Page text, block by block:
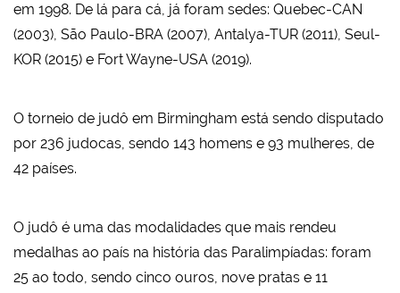
em 1998. De lá para cá, já foram sedes: Quebec-CAN
(2003), São Paulo-BRA (2007), Antalya-TUR (2011), Seul-
KOR (2015) e Fort Wayne-USA (2019).
O torneio de judô em Birmingham está sendo disputado
por 236 judocas, sendo 143 homens e 93 mulheres, de
42 países.
O judô é uma das modalidades que mais rendeu
medalhas ao país na história das Paralimpíadas: foram
25 ao todo, sendo cinco ouros, nove pratas e 11